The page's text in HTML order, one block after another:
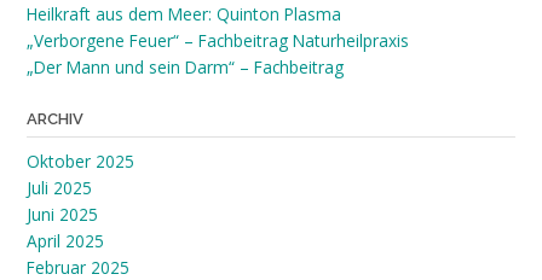
Heilkraft aus dem Meer: Quinton Plasma
„Verborgene Feuer“ – Fachbeitrag Naturheilpraxis
„Der Mann und sein Darm“ – Fachbeitrag
ARCHIV
Oktober 2025
Juli 2025
Juni 2025
April 2025
Februar 2025